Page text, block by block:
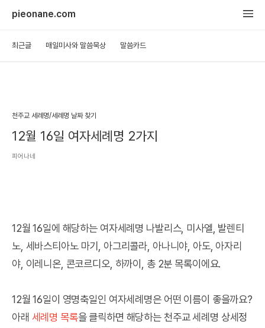
pieonane.com
최근글 매일미사와 말씀묵상 말씀카드
천주교 세례명/세례명 날짜 찾기
12월 16일 여자세례명 2가지
피어나네
12월 16일에 해당하는 여자세례명 나발리스, 미사엘, 발렌티
노, 세바스티아노 마기, 아그리콜라, 아나니야, 아도, 아자리
야, 이레니온, 콘코르디오, 하까이, 총 2분 목록이에요.
12월 16일이 영명축일인 여자세례명은 어떤 이름이 좋을까요?
아래 세례명 목록을 클릭하면 해당하는 천주교 세례명 상세정